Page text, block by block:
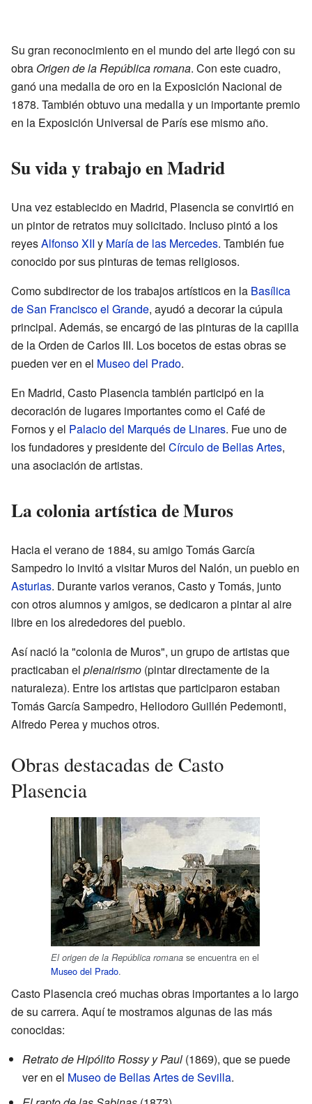
Su gran reconocimiento en el mundo del arte llegó con su
obra Origen de la República romana. Con este cuadro,
ganó una medalla de oro en la Exposición Nacional de
1878. También obtuvo una medalla y un importante premio
en la Exposición Universal de París ese mismo año.
Su vida y trabajo en Madrid
Una vez establecido en Madrid, Plasencia se convirtió en
un pintor de retratos muy solicitado. Incluso pintó a los
reyesAlfonso XII y María de las Mercedes. También fue
conocido por sus pinturas de temas religiosos.
Como subdirector de los trabajos artísticos en la Basílica
de San Francisco el Grande, ayudó a decorar la cúpula
principal. Además, se encargó de las pinturas de la capilla
de la Orden de Carlos III. Los bocetos de estas obras se
pueden ver en el Museo del Prado.
En Madrid, Casto Plasencia también participó en la
decoración de lugares importantes como el Café de
Fornos y el Palacio del Marqués de Linares. Fue uno de
los fundadores y presidente del Círculo de Bellas Artes,
una asociación de artistas.
La colonia artística de Muros
Hacia el verano de 1884, su amigo Tomás García
Sampedro lo invitó a visitar Muros del Nalón, un pueblo en
Asturias. Durante varios veranos, Casto y Tomás, junto
con otros alumnos y amigos, se dedicaron a pintar al aire
libre en los alrededores del pueblo.
Así nació la "colonia de Muros", un grupo de artistas que
practicaban el plenairismo (pintar directamente de la
naturaleza). Entre los artistas que participaron estaban
Tomás García Sampedro, Heliodoro Guillén Pedemonti,
Alfredo Perea y muchos otros.
Obras destacadas de Casto
Plasencia
El origen de la República romana se encuentra en el
Museo del Prado.
Casto Plasencia creó muchas obras importantes a lo largo
de su carrera. Aquí te mostramos algunas de las más
conocidas:
Retrato de Hipólito Rossy y Paul (1869), que se puede
ver en el Museo de Bellas Artes de Sevilla.